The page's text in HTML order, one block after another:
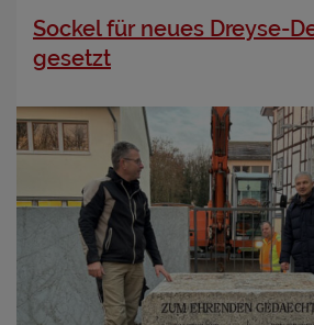
Sockel für neues Dreyse-
gesetzt